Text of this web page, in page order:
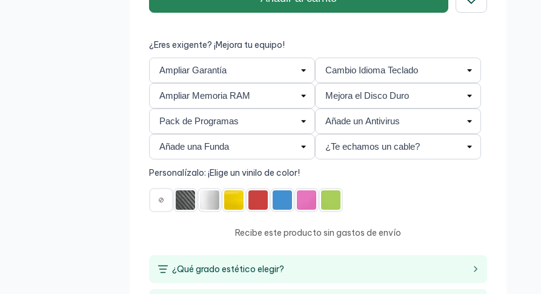
¿Eres exigente? ¡Mejora tu equipo!
Personalízalo: ¡Elige un vinilo de color!
Recibe este producto sin gastos de envío
¿Qué grado estético elegir?